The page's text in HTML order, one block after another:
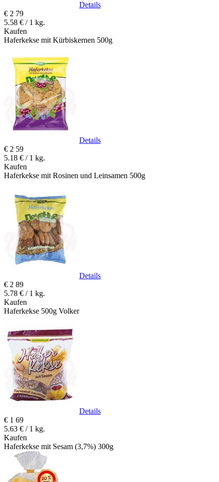
Details
€ 2 79
5.58 € / 1 kg.
Kaufen
Haferkekse mit Kürbiskernen 500g
Details
€ 2 59
5.18 € / 1 kg.
Kaufen
Haferkekse mit Rosinen und Leinsamen 500g
Details
€ 2 89
5.78 € / 1 kg.
Kaufen
Haferkekse 500g Volker
Details
€ 1 69
5.63 € / 1 kg.
Kaufen
Haferkekse mit Sesam (3,7%) 300g